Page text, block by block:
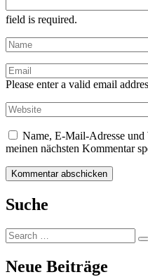
field is required.
Please enter a valid email
Name, E-Mail-Adresse
meinen nächsten Kommentar
Suche
Search
for:
Neue Beiträge